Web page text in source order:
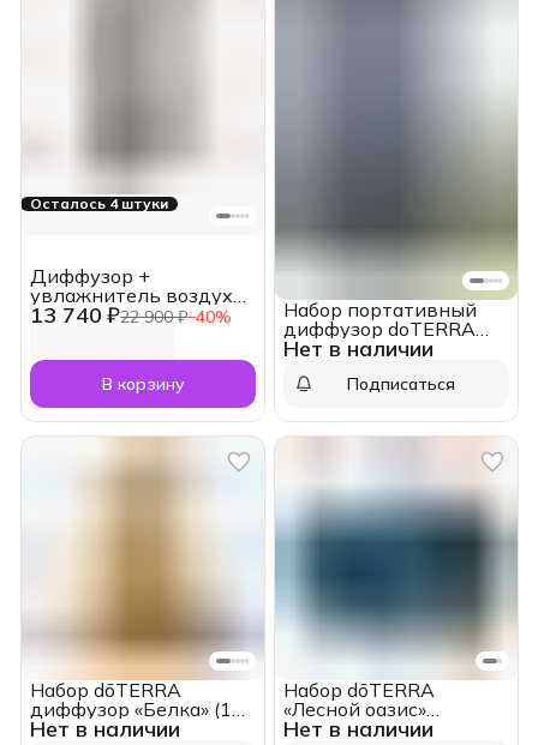
Осталось 4 штуки
13 740 ₽22 900 ₽−40%
Диффузор +
увлажнитель воздуха
doTERRA Dawn Aroma
В корзину
Нет в наличии
Набор портативный
диффузор doTERRA
«Pilot Max» на
+ Питающая смесь
Подписаться
Нет в наличии
Набор dōTERRA
диффузор «Белка» (100
мл) и смесь «Баланс»
Нет в наличии
Набор dōTERRA
«Лесной оазис»
диффузор Hikari (100